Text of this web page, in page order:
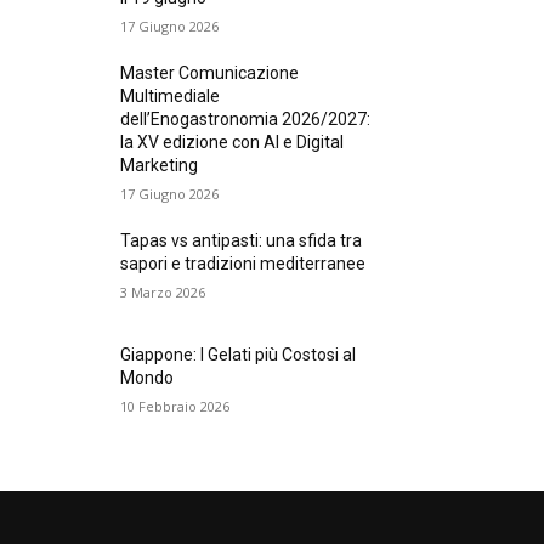
17 Giugno 2026
Master Comunicazione
Multimediale
dell’Enogastronomia 2026/2027:
la XV edizione con AI e Digital
Marketing
17 Giugno 2026
Tapas vs antipasti: una sfida tra
sapori e tradizioni mediterranee
3 Marzo 2026
Giappone: I Gelati più Costosi al
Mondo
10 Febbraio 2026